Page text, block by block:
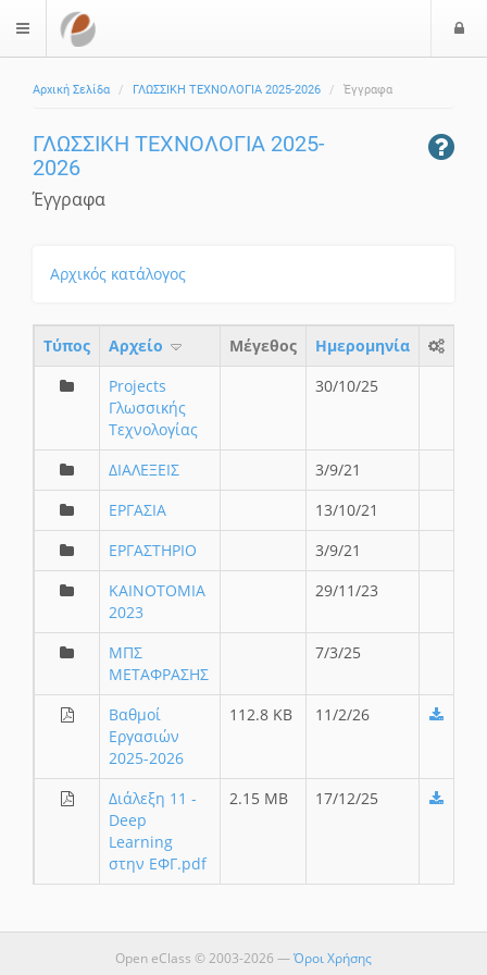
$langMenu
Αρχική Σελίδα ΓΛΩΣΣΙΚΗ ΤΕΧΝΟΛΟΓΙΑ 2025-2026 Έγγραφα
ΓΛΩΣΣΙΚΗ ΤΕΧΝΟΛΟΓΙΑ 2025-
2026
Έγγραφα
Αρχικός κατάλογος
Τύπος Aρχείο Μέγεθος
Ημερομηνία
Projects
Γλωσσικής
Τεχνολογίας
30/10/25
ΔΙΑΛΕΞΕΙΣ
3/9/21
ΕΡΓΑΣΙΑ
13/10/21
ΕΡΓΑΣΤΗΡΙΟ
3/9/21
ΚΑΙΝΟΤΟΜΙΑ
2023
29/11/23
ΜΠΣ
ΜΕΤΑΦΡΑΣΗΣ
7/3/25
Βαθμοί
Εργασιών
2025-2026
112.8 KB 11/2/26
Διάλεξη 11 -
Deep
Learning
στην ΕΦΓ.pdf
2.15 MB 17/12/25
Open eClass © 2003-2026 —Όροι Χρήσης